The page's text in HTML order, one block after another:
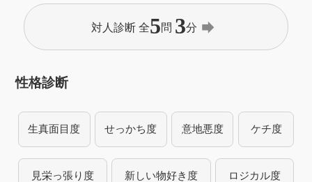
対人診断 全5問 3分 forward
性格診断
生真面目度 せっかち度 意地悪度 ケチ度
見栄っ張り度 新しい物好き度 ロジカル度